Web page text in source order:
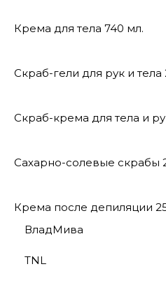
Крема для тела 740 мл.
Скраб-гели для рук и тела
Скраб-крема для тела и
Сахарно-солевые скрабы
Крема после депиляции
ВладМива
TNL